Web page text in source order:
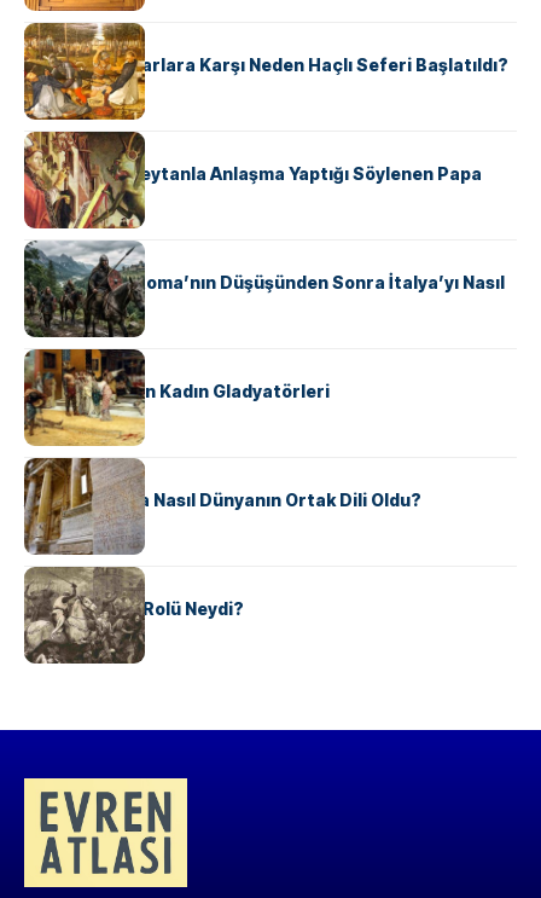
KÜLTÜR
Avrupalı ​​Katharlara Karşı Neden Haçlı Seferi Başlatıldı?
KÜLTÜR
II. Silvester: Şeytanla Anlaşma Yaptığı Söylenen Papa
KÜLTÜR
Ostrogotlar Roma’nın Düşüşünden Sonra İtalya’yı Nasıl
Ele Geçirdi?
KÜLTÜR
Antik Roma’nın Kadın Gladyatörleri
KÜLTÜR
Antik Yunanca Nasıl Dünyanın Ortak Dili Oldu?
KÜLTÜR
Valdensler’in Rolü Neydi?